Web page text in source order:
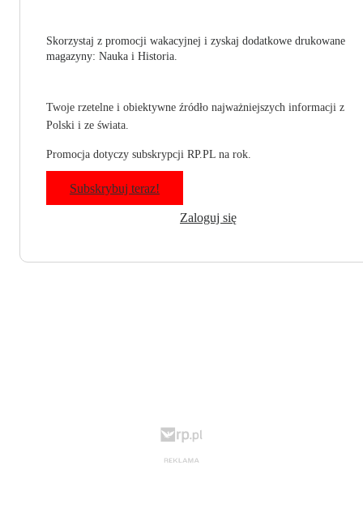
Skorzystaj z promocji wakacyjnej i zyskaj dodatkowe drukowane
magazyny: Nauka i Historia.
Twoje rzetelne i obiektywne źródło najważniejszych informacji z
Polski i ze świata.
Promocja dotyczy subskrypcji RP.PL na rok.
Subskrybuj teraz!
Zaloguj się